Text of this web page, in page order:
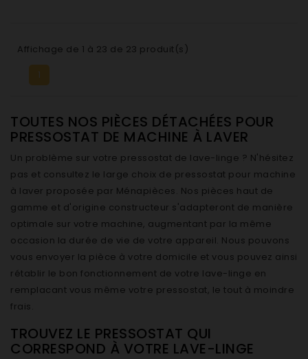
Affichage de 1 à 23 de 23 produit(s)
1
TOUTES NOS PIÈCES DÉTACHÉES POUR
PRESSOSTAT DE MACHINE À LAVER
Un problème sur votre pressostat de lave-linge ? N'hésitez
pas et consultez le large choix de pressostat pour machine
à laver proposée par Ménapièces. Nos pièces haut de
gamme et d'origine constructeur s'adapteront de manière
optimale sur votre machine, augmentant par la même
occasion la durée de vie de votre appareil. Nous pouvons
vous envoyer la pièce à votre domicile et vous pouvez ainsi
rétablir le bon fonctionnement de votre lave-linge en
remplacant vous même votre pressostat, le tout à moindre
frais.
TROUVEZ LE PRESSOSTAT QUI
CORRESPOND À VOTRE LAVE-LINGE